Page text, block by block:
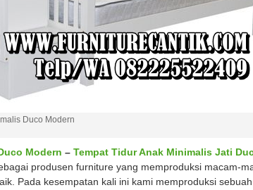
Duco Modern
Modern – Tempat Tidur Anak Minimalis Jati
produsen furniture yang memproduksi macam-
Pada kesempatan kali ini kami memproduksi